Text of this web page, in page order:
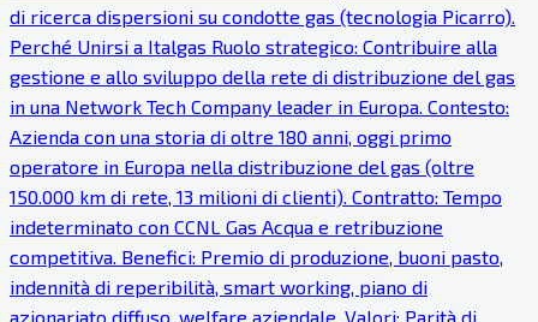
di ricerca dispersioni su condotte gas (tecnologia Picarro).
Perché Unirsi a Italgas Ruolo strategico: Contribuire alla
gestione e allo sviluppo della rete di distribuzione del gas
in una Network Tech Company leader in Europa. Contesto:
Azienda con una storia di oltre 180 anni, oggi primo
operatore in Europa nella distribuzione del gas (oltre
150.000 km di rete, 13 milioni di clienti). Contratto: Tempo
indeterminato con CCNL Gas Acqua e retribuzione
competitiva. Benefici: Premio di produzione, buoni pasto,
indennità di reperibilità, smart working, piano di
azionariato diffuso, welfare aziendale. Valori: Parità di